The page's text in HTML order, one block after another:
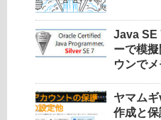
Java SE
ーで模
ウンで
ヤマム
作成と